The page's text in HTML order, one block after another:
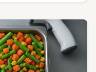
বাস্তবে কার্যকর করতে